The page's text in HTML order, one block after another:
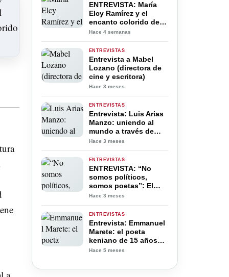
ENTREVISTA: María
Elcy Ramírez y el
encanto colorido de
su obra
Hace 4 semanas
ENTREVISTAS
Entrevista a Mabel
Lozano (directora de
cine y escritora)
Hace 3 meses
ENTREVISTAS
Entrevista: Luis Arias
Manzo: uniendo al
mundo a través de
Poetas del Mundo
Hace 3 meses
ENTREVISTAS
ENTREVISTA: “No
somos políticos,
somos poetas”: El
manifiesto literario de
Rafael Peñas Cruz
Hace 3 meses
ENTREVISTAS
Entrevista: Emmanuel
Marete: el poeta
keniano de 15 años
que le canta al mundo
Hace 5 meses